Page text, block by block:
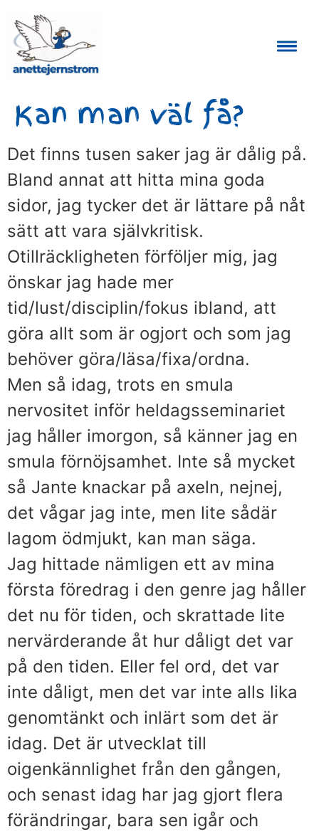
Kan man väl få?
Det finns tusen saker jag är dålig på.
Bland annat att hitta mina goda
sidor, jag tycker det är lättare på nåt
sätt att vara självkritisk.
Otillräckligheten förföljer mig, jag
önskar jag hade mer
tid/lust/disciplin/fokus ibland, att
göra allt som är ogjort och som jag
behöver göra/läsa/fixa/ordna.
Men så idag, trots en smula
nervositet inför heldagsseminariet
jag håller imorgon, så känner jag en
smula förnöjsamhet. Inte så mycket
så Jante knackar på axeln, nejnej,
det vågar jag inte, men lite sådär
lagom ödmjukt, kan man säga.
Jag hittade nämligen ett av mina
första föredrag i den genre jag håller
det nu för tiden, och skrattade lite
nervärderande åt hur dåligt det var
på den tiden. Eller fel ord, det var
inte dåligt, men det var inte alls lika
genomtänkt och inlärt som det är
idag. Det är utvecklat till
oigenkännlighet från den gången,
och senast idag har jag gjort flera
förändringar, bara sen igår och